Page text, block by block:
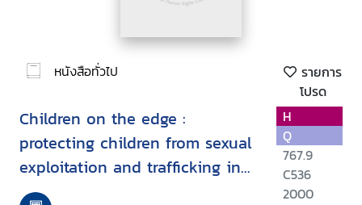
หนังสือทั่วไป
รายการ
โปรด
Children on the edge :
protecting children from sexual
exploitation and trafficking in
East Asia and the Pacific
H
Q
767.9
C536
2000